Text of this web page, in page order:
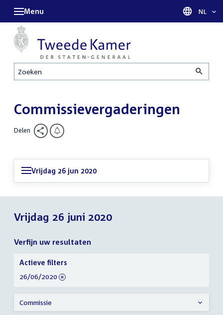
Zoeken
Menu Taal
NL
Commissievergaderingen
Delen
Vrijdag 26 jun 2020
Vrijdag 26 juni 2020
Verfijn uw resultaten
Verfijn
uw
resultaten
Actieve filters
verwijder
26/06/2020
Commissie